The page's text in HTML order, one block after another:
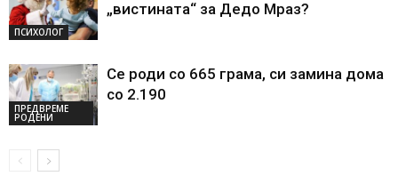
ПСИХОЛОГ
„вистината“ за Дедо Мраз?
ПРЕДВРЕМЕ
РОДЕНИ
Се роди со 665 грама, си замина дома
со 2.190